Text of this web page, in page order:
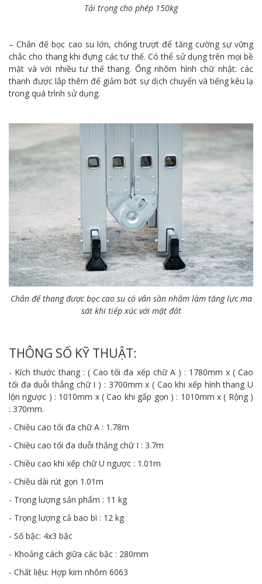
Tải trọng cho phép 150kg
– Chân đế bọc cao su lớn, chống trượt để tăng cường sự vững
chắc cho thang khi đựng các tư thế. Có thể sử dụng trên mọi bề
mặt và với nhiều tư thế thang. Ống nhôm hình chữ nhật: các
thanh được lắp thêm để giảm bớt sự dịch chuyển và tiếng kêu lạ
trong quá trình sử dụng.
Chân đế thang được bọc cao su có vân sần nhằm làm tăng lực ma
sát khi tiếp xúc với mặt đất
THÔNG SỐ KỸ THUẬT:
- Kích thước thang : ( Cao tối đa xếp chữ A ) : 1780mm x ( Cao
tối đa duỗi thẳng chữ I ) : 3700mm x ( Cao khi xếp hình thang U
lộn ngược ) : 1010mm x ( Cao khi gấp gọn ) : 1010mm x ( Rộng )
: 370mm.
- Chiều cao tối đa chữ A : 1.78m
- Chiều cao tối đa duỗi thẳng chữ I : 3.7m
- Chiều cao khi xếp chữ U ngược : 1.01m
- Chiều dài rút gọn 1.01m
- Trọng lượng sản phẩm : 11 kg
- Trọng lượng cả bao bì : 12 kg
- Số bậc: 4x3 bậc
- Khoảng cách giữa các bậc : 280mm
- Chất liệu: Hợp kim nhôm 6063